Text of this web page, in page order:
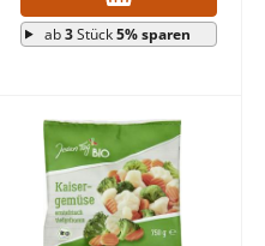
ab3Stück5% sparen